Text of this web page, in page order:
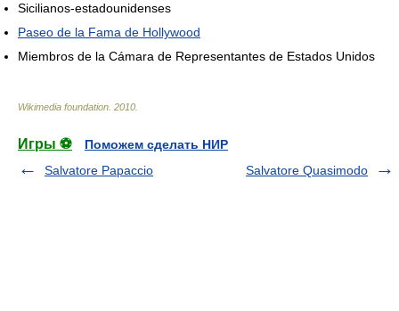
Sicilianos-estadounidenses
Paseo de la Fama de Hollywood
Miembros de la Cámara de Representantes de Estados Unidos
Wikimedia foundation 2010
Игры ⚽
Поможем сделать НИР
Salvatore Papaccio
Salvatore Quasimodo